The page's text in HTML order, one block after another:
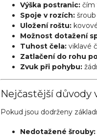
Výška postranic: čím
Spoje v rozích:
Uložení roštu:
Možnost dotažení
Tuhost čela: viklavé
Zatlačení do rohu
Zvuk při pohybu:
Nejčastější důvody
Pokud jsou dodrženy
Nedotažené šrouby: